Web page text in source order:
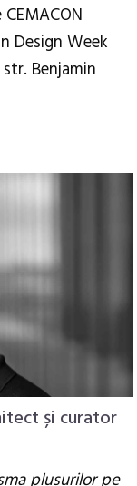
Design Week
Benjamin
și curator
plusurilor pe